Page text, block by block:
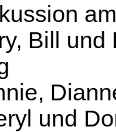
Bill und
und